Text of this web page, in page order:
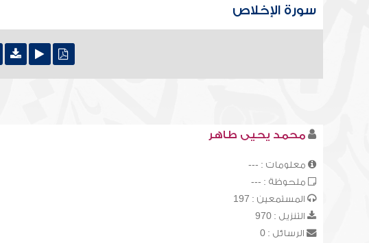
سورة الإخلاص
محمد يحيى طاهر
معلومات : ---
ملحوظة : ---
المستمعين : 197
التنزيل : 970
الرسائل : 0